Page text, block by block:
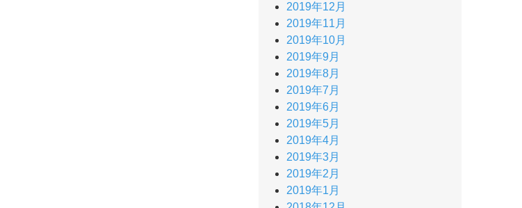
2019年12月
2019年11月
2019年10月
2019年9月
2019年8月
2019年7月
2019年6月
2019年5月
2019年4月
2019年3月
2019年2月
2019年1月